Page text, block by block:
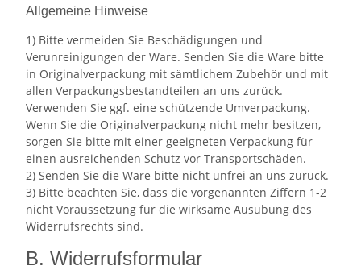
Allgemeine Hinweise
1) Bitte vermeiden Sie Beschädigungen und
Verunreinigungen der Ware. Senden Sie die Ware bitte
in Originalverpackung mit sämtlichem Zubehör und mit
allen Verpackungsbestandteilen an uns zurück.
Verwenden Sie ggf. eine schützende Umverpackung.
Wenn Sie die Originalverpackung nicht mehr besitzen,
sorgen Sie bitte mit einer geeigneten Verpackung für
einen ausreichenden Schutz vor Transportschäden.
2) Senden Sie die Ware bitte nicht unfrei an uns zurück.
3) Bitte beachten Sie, dass die vorgenannten Ziffern 1-2
nicht Voraussetzung für die wirksame Ausübung des
Widerrufsrechts sind.
B. Widerrufsformular